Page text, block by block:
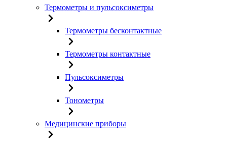
Термометры и пульсоксиметры
Термометры бесконтактные
Термометры контактные
Пульсоксиметры
Тонометры
Медицинские приборы